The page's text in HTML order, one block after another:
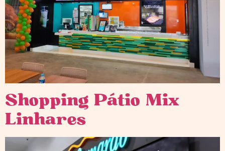
Shopping Pátio Mix
Linhares